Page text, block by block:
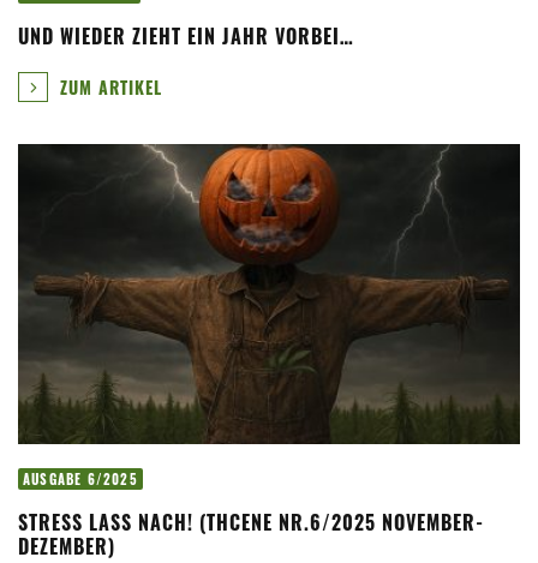
UND WIEDER ZIEHT EIN JAHR VORBEI…
ZUM ARTIKEL
AUSGABE 6/2025
STRESS LASS NACH! (THCENE NR.6/2025 NOVEMBER-
DEZEMBER)